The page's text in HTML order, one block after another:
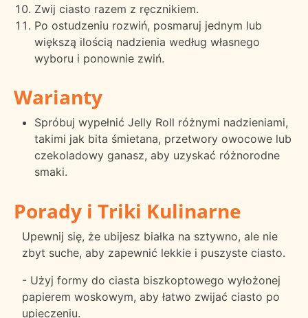
Zwij ciasto razem z ręcznikiem.
Po ostudzeniu rozwiń, posmaruj jednym lub
większą ilością nadzienia według własnego
wyboru i ponownie zwiń.
Warianty
Spróbuj wypełnić Jelly Roll różnymi nadzieniami,
takimi jak bita śmietana, przetwory owocowe lub
czekoladowy ganasz, aby uzyskać różnorodne
smaki.
Porady i Triki Kulinarne
Upewnij się, że ubijesz białka na sztywno, ale nie
zbyt suche, aby zapewnić lekkie i puszyste ciasto.
- Użyj formy do ciasta biszkoptowego wyłożonej
papierem woskowym, aby łatwo zwijać ciasto po
upieczeniu.